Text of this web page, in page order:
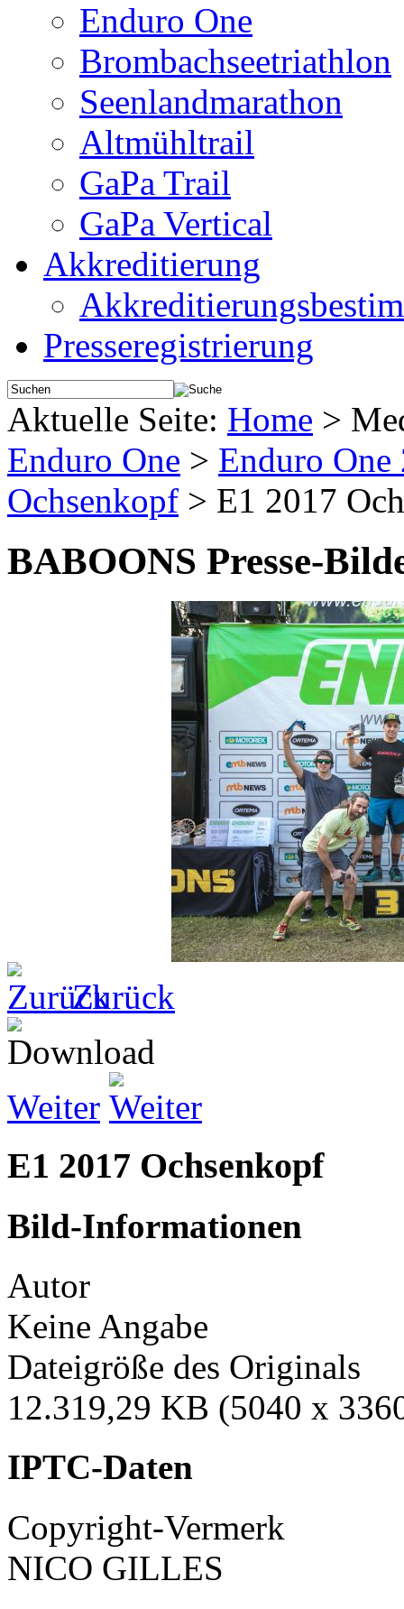
Enduro One
Brombachseetriathlon
Seenlandmarathon
Altmühltrail
GaPa Trail
GaPa Vertical
Akkreditierung
Presseregistrierung
Aktuelle Seite: Home >
Enduro One > Enduro One
Ochsenkopf > E1 2017
BABOONS Presse-
Zurück
Weiter
E1 2017 Ochsenkopf
Bild-Informationen
Autor
Keine Angabe
Dateigröße des Originals
12.319,29 KB (5040 x
IPTC-Daten
Copyright-Vermerk
NICO GILLES